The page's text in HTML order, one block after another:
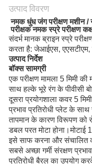
उत्पाद विवरण
नमक धुंध जंग परीक्षण मशीन
परीक्षक नमक स्प्रे परीक्षण
संदर्भ मानक ब्राइन स्प्रे
करता है: जेआईएस, एएसटीएम,
उत्पाद निर्देश
बॉक्स सामग्री
एक परीक्षण मामला 5 मिमी
साथ हल्के भूरे रंग के पीवीसी
दूसरा प्रयोगशाला कवर 5
प्रभाव प्रतिरोधी प्लेट के
तापमान के कारण विरूपण को
डबल परत मोटा होना।मोटाई
इसे साफ करना और संचालित
सबसे अच्छा गर्मी संरक्षण
प्रतिरोधी बैरल का उपयोग